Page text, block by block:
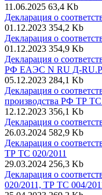
11.06.2025 63,4 Kb
Декларация о
01.12.2023 354,2 Kb
Декларация о
01.12.2023 354,9 Kb
Декларация о
РФ ЕАЭС N RU Д-
05.12.2023 284,1 Kb
Декларация о
производства РФ ТР ТС
12.12.2023 356,1 Kb
Декларация о
26.03.2024 582,9 Kb
Декларация о
ТР ТС 020/2011
29.03.2024 256,3 Kb
Декларация о
020/2011, ТР ТС 004/